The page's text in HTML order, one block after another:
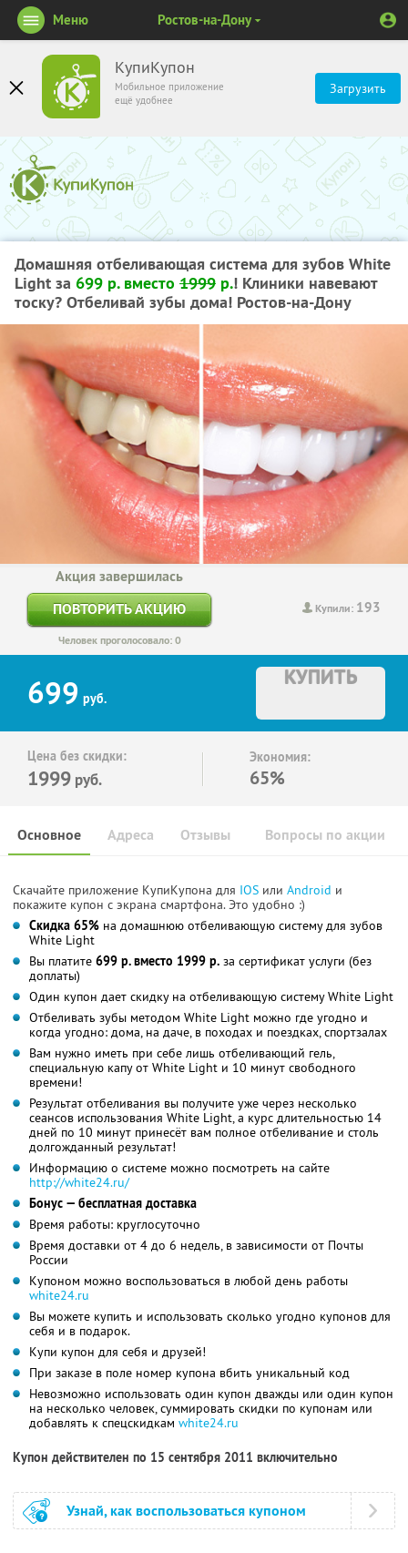
КупиКупон
Мобильное приложение
ещё удобнее
Загрузить
Меню Ростов-на-Дону
Домашняя отбеливающая система для зубов White
Light за 699 р. вместо 1999 р.! Клиники навевают
тоску? Отбеливай зубы дома! Ростов-на-Дону
Купили: 193
Акция завершилась
ПОВТОРИТЬ АКЦИЮ
Человек проголосовало: 0
699 руб.
КУПИТЬ
Цена без скидки:
1999 руб.
Экономия:
65%
Основное Отзывы Вопросы по акции
Адреса
Скачайте приложение КупиКупона для IOS или Android и
покажите купон с экрана смартфона. Это удобно :)
Скидка 65% на домашнюю отбеливающую систему для зубов
White Light
Вы платите 699 р. вместо 1999 р. за сертификат услуги (без
доплаты)
Один купон дает скидку на отбеливающую систему White Light
Отбеливать зубы методом White Light можно где угодно и
когда угодно: дома, на даче, в походах и поездках, спортзалах
Вам нужно иметь при себе лишь отбеливающий гель,
специальную капу от White Light и 10 минут свободного
времени!
Результат отбеливания вы получите уже через несколько
сеансов использования White Light, а курс длительностью 14
дней по 10 минут принесёт вам полное отбеливание и столь
долгожданный результат!
Информацию о системе можно посмотреть на сайте
http://white24.ru/
Бонус — бесплатная доставка
Время работы: круглосуточно
Время доставки от 4 до 6 недель, в зависимости от Почты
России
Купоном можно воспользоваться в любой день работы
white24.ru
Вы можете купить и использовать сколько угодно купонов для
себя и в подарок.
Купи купон для себя и друзей!
При заказе в поле номер купона вбить уникальный код
Невозможно использовать один купон дважды или один купон
на несколько человек, суммировать скидки по купонам или
добавлять к спецскидкам white24.ru
Купон действителен по 15 сентября 2011 включительно
Узнай, как воспользоваться купоном